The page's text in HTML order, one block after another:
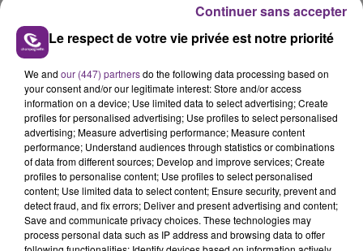
13 juillet 2026
LE BAR MY BEERS TROYES ANNONCE
ROUVRIR SES PORTES.
13 juillet 2026
CYANOBACTÉRIES ET CANICULE :
CERTAINS POINTS D'EAU SOUS
Le respect de votre vie privée est notre priorité
We and our (447) partnersdo the following data processing based on
your consent and/or our legitimate interest: Store and/or access
information on a device; Use limited data to select advertising; Create
profiles for personalised advertising; Use profiles to select personalised
advertising; Measure advertising performance; Measure content
performance; Understand audiences through statistics or combinations
of data from different sources; Develop and improve services; Create
profiles to personalise content; Use profiles to select personalised
content; Use limited data to select content; Ensure security, prevent and
detect fraud, and fix errors; Deliver and present advertising and content;
Save and communicate privacy choices. These technologies may
process personal data such as IP address and browsing data to offer
Continuer sans accepter